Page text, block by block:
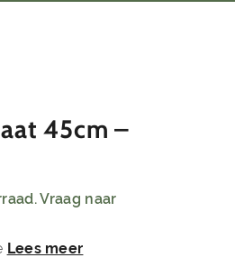
45cm –
Vraag naar
Lees meer